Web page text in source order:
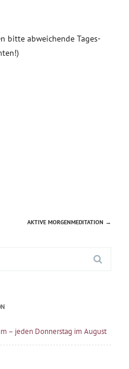
bitte abweichende Tages-
AKTIVE MORGENMEDITATION →
– jeden Donnerstag im August